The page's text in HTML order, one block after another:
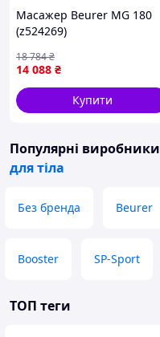
Масажер Beurer MG 180
(z524269)
14 088 ₴
18 784₴
Купити
Популярні виробники
для тіла
Без бренда Beurer
Booster SP-Sport
ТОП теги